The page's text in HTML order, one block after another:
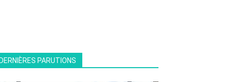
PARUTIONS